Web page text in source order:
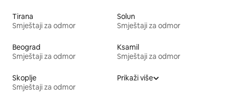
Tirana
Smještaji za odmor
Solun
Smještaji za odmor
Beograd
Smještaji za odmor
Ksamil
Smještaji za odmor
Skoplje
Smještaji za odmor
Prikaži više